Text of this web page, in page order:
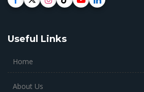
Useful Links
Home
About Us